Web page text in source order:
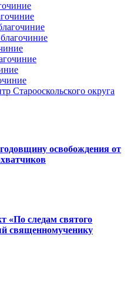
Старооскольского округа
освобождения от
«По следам святого
священномученику